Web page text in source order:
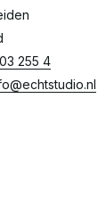
255 4